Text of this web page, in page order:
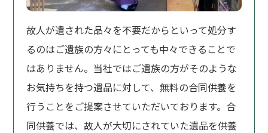
故人が遺された品々を不要だからといって処分す
るのはご遺族の方々にとっても中々できることで
はありません。当社ではご遺族の方がそのような
お気持ちを持つ遺品に対して、無料の合同供養を
行うことをご提案させていただいております。合
同供養では、故人が大切にされていた遺品を供養